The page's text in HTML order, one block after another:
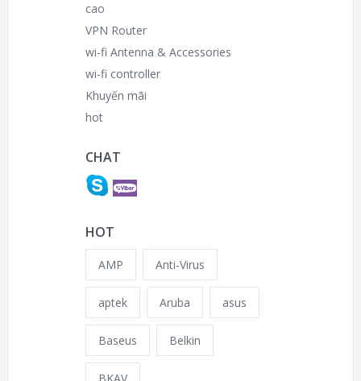
cao
VPN Router
wi-fi Antenna & Accessories
wi-fi controller
Khuyến mãi
hot
CHAT
HOT
AMP Anti-Virus
aptek Aruba asus
Baseus Belkin